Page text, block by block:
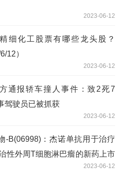
2023-06-12
细化工股票有哪些龙头股？
12）
2023-06-12
通报轿车撞人事件：致2死7
驾驶员已被抓获
2023-06-12
-B(06998)：杰诺单抗用于治疗
性外周T细胞淋巴瘤的新药上市
2023-06-12